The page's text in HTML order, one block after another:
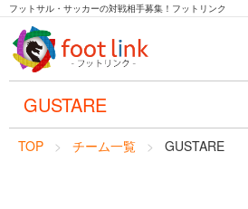
フットサル・サッカーの対戦相手募集！フットリンク
GUSTARE
TOP チーム一覧 GUSTARE